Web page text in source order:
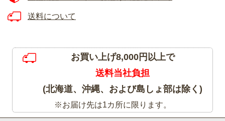
送料について
お買い上げ8,000円以上で
送料当社負担
(北海道、沖縄、および島しょ部は除く)
※お届け先は1カ所に限ります。